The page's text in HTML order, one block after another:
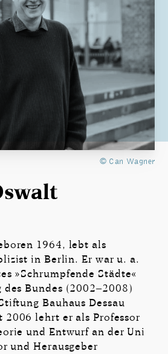
© Can Wagner
1964, lebt als
in Berlin. Er war u. a.
»Schrumpfende Städte«
Bundes (2002–2008)
Bauhaus Dessau
2006 lehrt er als Professor
und Entwurf an der Uni
und Herausgeber